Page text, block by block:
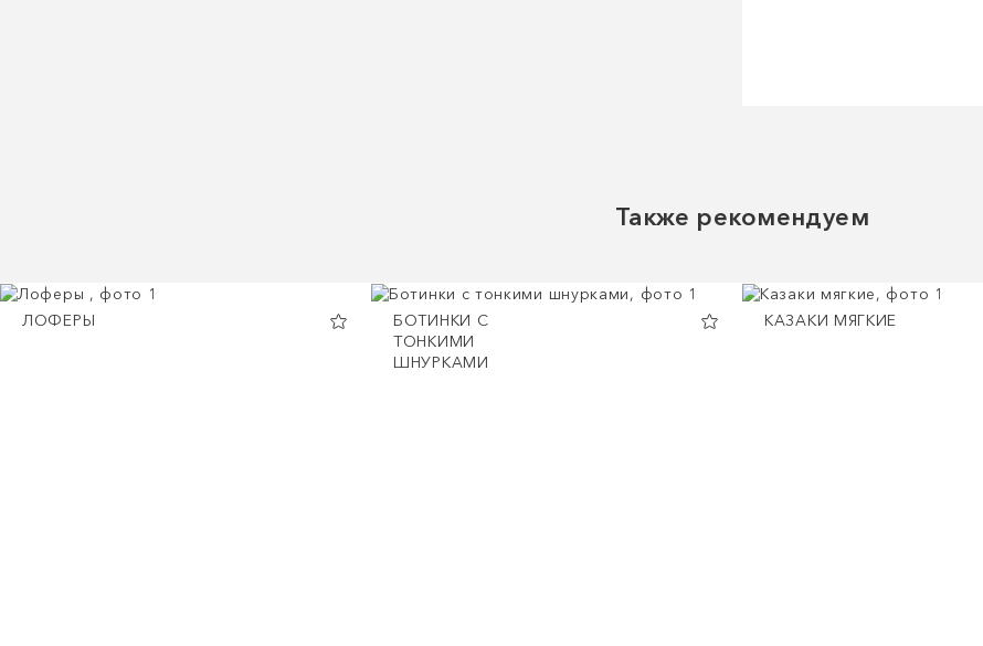
Также рекомендуем
ЛОФЕРЫ
БОТИНКИ С
ТОНКИМИ
ШНУРКАМИ
КАЗАКИ МЯГКИЕ